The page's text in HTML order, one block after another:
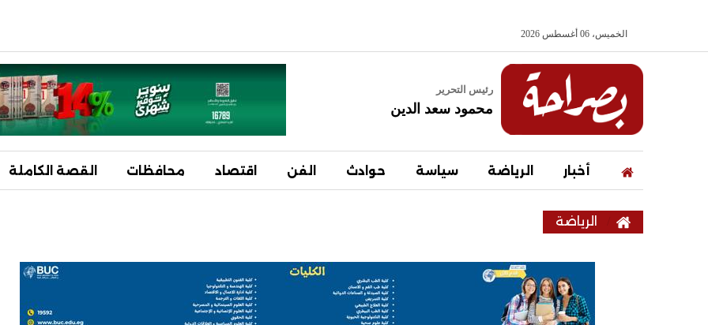
الخميس، 06 أغسطس 2026
رئيس التحرير
محمود سعد الدين
أخبار الرياضة سياسة حوادث الفن اقتصاد محافظات القصة الكاملة
الرياضة